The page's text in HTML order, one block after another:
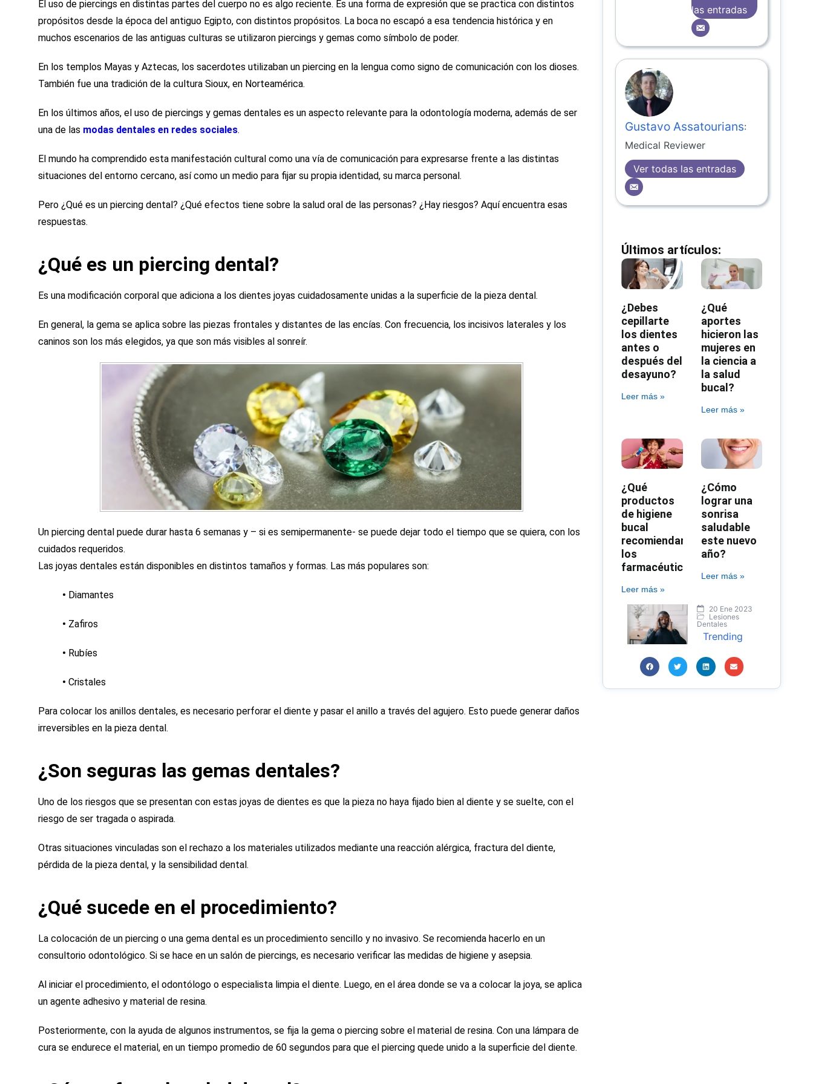
El uso de piercings en distintas partes del cuerpo no es algo reciente. Es una forma de expresión que se practica con distintos
propósitos desde la época del antiguo Egipto, con distintos propósitos. La boca no escapó a esa tendencia histórica y en
muchos escenarios de las antiguas culturas se utilizaron piercings y gemas como símbolo de poder.
En los templos Mayas y Aztecas, los sacerdotes utilizaban un piercing en la lengua como signo de comunicación con los dioses.
También fue una tradición de la cultura Sioux, en Norteamérica.
En los últimos años, el uso de piercings y gemas dentales es un aspecto relevante para la odontología moderna, además de ser
una de las modas dentales en redes sociales.
El mundo ha comprendido esta manifestación cultural como una vía de comunicación para expresarse frente a las distintas
situaciones del entorno cercano, así como un medio para fijar su propia identidad, su marca personal.
Pero ¿Qué es un piercing dental? ¿Qué efectos tiene sobre la salud oral de las personas? ¿Hay riesgos? Aquí encuentra esas
respuestas.
¿Qué es un piercing dental?
Es una modificación corporal que adiciona a los dientes joyas cuidadosamente unidas a la superficie de la pieza dental.
En general, la gema se aplica sobre las piezas frontales y distantes de las encías. Con frecuencia, los incisivos laterales y los
caninos son los más elegidos, ya que son más visibles al sonreír.
Un piercing dental puede durar hasta 6 semanas y – si es semipermanente- se puede dejar todo el tiempo que se quiera, con los
cuidados requeridos.
Las joyas dentales están disponibles en distintos tamaños y formas. Las más populares son:
• Diamantes
• Zafiros
• Rubíes
•Cristales
Para colocar los anillos dentales, es necesario perforar el diente y pasar el anillo a través del agujero. Esto puede generar daños
irreversibles en la pieza dental.
¿Son seguras las gemas dentales?
Uno de los riesgos que se presentan con estas joyas de dientes es que la pieza no haya fijado bien al diente y se suelte, con el
riesgo de ser tragada o aspirada.
Otras situaciones vinculadas son el rechazo a los materiales utilizados mediante una reacción alérgica, fractura del diente,
pérdida de la pieza dental, y la sensibilidad dental.
¿Qué sucede en el procedimiento?
La colocación de un piercing o una gema dental es un procedimiento sencillo y no invasivo. Se recomienda hacerlo en un
consultorio odontológico. Si se hace en un salón de piercings, es necesario verificar las medidas de higiene y asepsia.
Al iniciar el procedimiento, el odontólogo o especialista limpia el diente. Luego, en el área donde se va a colocar la joya, se aplica
un agente adhesivo y material de resina.
Posteriormente, con la ayuda de algunos instrumentos, se fija la gema o piercing sobre el material de resina. Con una lámpara de
cura se endurece el material, en un tiempo promedio de 60 segundos para que el piercing quede unido a la superficie del diente.
las entradas
Gustavo Assatourians:
Medical Reviewer
Ver todas las entradas
Últimos artículos:
¿Debes
cepillarte
los dientes
antes o
después del
desayuno?
Leer más »
¿Qué
aportes
hicieron las
mujeres en
la ciencia a
la salud
bucal?
Leer más »
¿Qué
productos
de higiene
bucal
recomiendan
los
farmacéuticos?
Leer más »
¿Cómo
lograr una
sonrisa
saludable
este nuevo
año?
Leer más »
20 Ene 2023
Lesiones
Dentales
Trending